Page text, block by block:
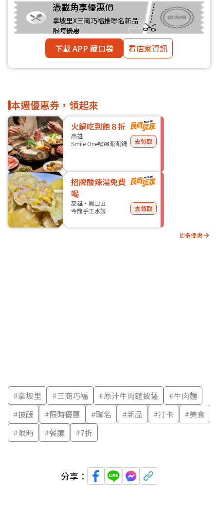
憑截角享優惠價
拿坡里X三商巧福推聯名新品
限時優惠
下載 APP 藏口袋 看店家資訊
本週優惠券，領起來
火鍋吃到飽８折
高雄
Smile One精緻涮涮鍋
去領取
招牌酸辣湯免費
喝
高雄・鳳山區
今鼎手工水餃
去領取
更多優惠
#拿坡里 #三商巧福 #原汁牛肉麵披薩 #牛肉麵
#披薩 #限時優惠 #聯名 #新品 #打卡 #美食
#限時 #餐廳 #7折
分享：